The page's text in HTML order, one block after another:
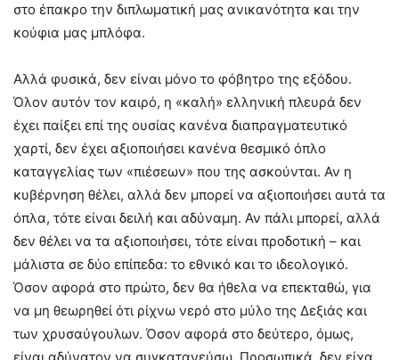
στο έπακρο την διπλωματική μας ανικανότητα και την
κούφια μας μπλόφα.
Αλλά φυσικά, δεν είναι μόνο το φόβητρο της εξόδου.
Όλον αυτόν τον καιρό, η «καλή» ελληνική πλευρά δεν
έχει παίξει επί της ουσίας κανένα διαπραγματευτικό
χαρτί, δεν έχει αξιοποιήσει κανένα θεσμικό όπλο
καταγγελίας των «πιέσεων» που της ασκούνται. Αν η
κυβέρνηση θέλει, αλλά δεν μπορεί να αξιοποιήσει αυτά τα
όπλα, τότε είναι δειλή και αδύναμη. Αν πάλι μπορεί, αλλά
δεν θέλει να τα αξιοποιήσει, τότε είναι προδοτική – και
μάλιστα σε δύο επίπεδα: το εθνικό και το ιδεολογικό.
Όσον αφορά στο πρώτο, δεν θα ήθελα να επεκταθώ, για
να μη θεωρηθεί ότι ρίχνω νερό στο μύλο της Δεξιάς και
των χρυσαύγουλων. Όσον αφορά στο δεύτερο, όμως,